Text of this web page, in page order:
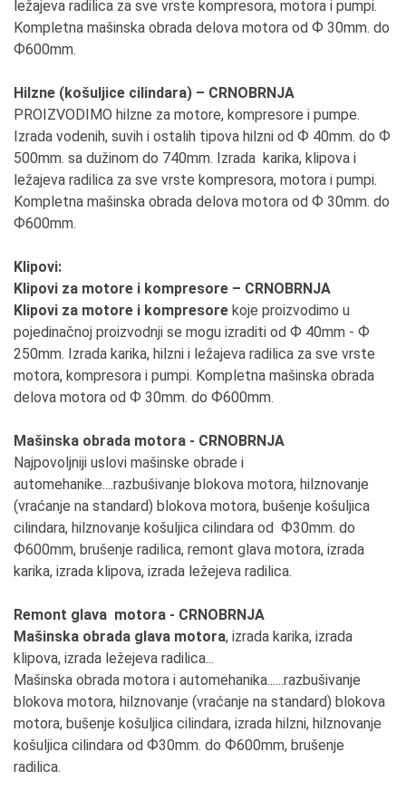
ležajeva radilica za sve vrste kompresora, motora i pumpi.
Kompletna mašinska obrada delova motora od Ф 30mm. do
Ф600mm.
Hilzne (košuljice cilindara) – CRNOBRNJA
PROIZVODIMO hilzne za motore, kompresore i pumpe.
Izrada vodenih, suvih i ostalih tipova hilzni od Ф 40mm. do Ф
500mm. sa dužinom do 740mm. Izrada karika, klipova i
ležajeva radilica za sve vrste kompresora, motora i pumpi.
Kompletna mašinska obrada delova motora od Ф 30mm. do
Ф600mm.
Klipovi:
Klipovi za motore i kompresore – CRNOBRNJA
Klipovi za motore i kompresore koje proizvodimo u
pojedinačnoj proizvodnji se mogu izraditi od Ф 40mm - Ф
250mm. Izrada karika, hilzni i ležajeva radilica za sve vrste
motora, kompresora i pumpi. Kompletna mašinska obrada
delova motora od Ф 30mm. do Ф600mm.
Mašinska obrada motora - CRNOBRNJA
Najpovoljniji uslovi mašinske obrade i
automehanike....razbušivanje blokova motora, hilznovanje
(vraćanje na standard) blokova motora, bušenje košuljica
cilindara, hilznovanje košuljica cilindara od Ф30mm. do
Ф600mm, brušenje radilica, remont glava motora, izrada
karika, izrada klipova, izrada ležejeva radilica.
Remont glava motora - CRNOBRNJA
Mašinska obrada glava motora, izrada karika, izrada
klipova, izrada ležejeva radilica...
Mašinska obrada motora i automehanika......razbušivanje
blokova motora, hilznovanje (vraćanje na standard) blokova
motora, bušenje košuljica cilindara, izrada hilzni, hilznovanje
košuljica cilindara od Ф30mm. do Ф600mm, brušenje
radilica.